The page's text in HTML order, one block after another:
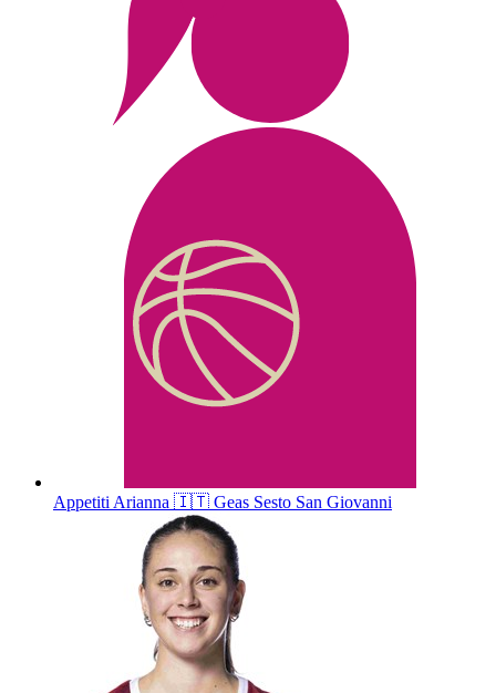
AppetitiArianna 🇮🇹 Geas Sesto San Giovanni